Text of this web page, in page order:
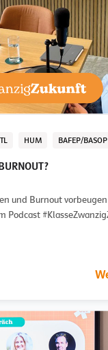
HUM BAFEP/BASOP
und Burnout
Podcast